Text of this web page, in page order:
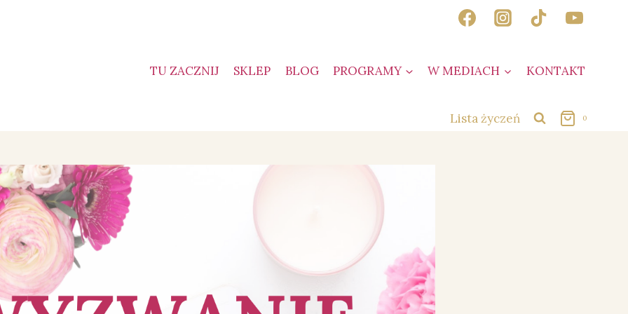
TU ZACZNIJ
SKLEP BLOG PROGRAMY W MEDIACH KONTAKT
Lista życzeń 0